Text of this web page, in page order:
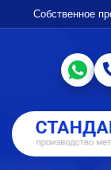
Собственное